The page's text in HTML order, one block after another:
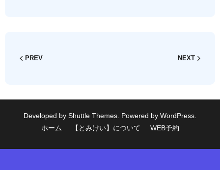
PREV NEXT
Developed by Shuttle Themes . Powered by WordPress
ホーム
【とみけい】について WEB予約